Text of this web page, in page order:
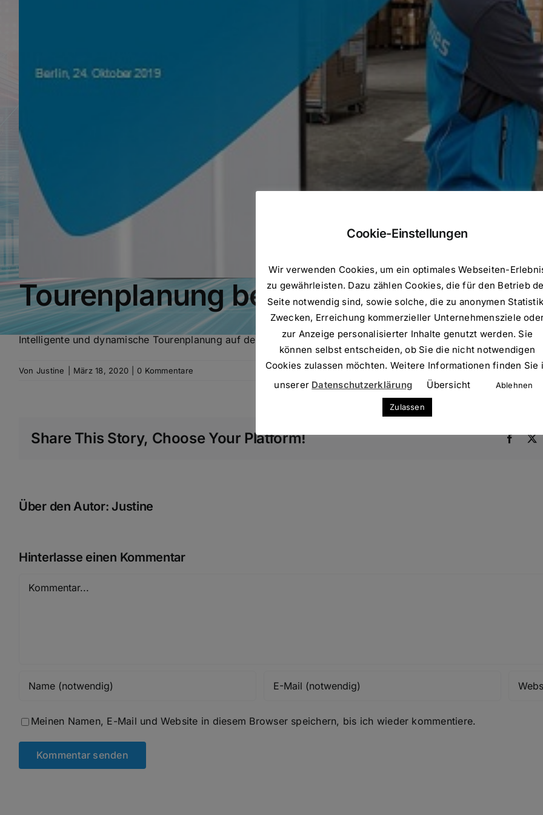
Tourenplanung bei Hermes
Intelligente und dynamische Tourenplanung auf der letzten Meile
Von Justine März 18, 2020 0 Kommentare
Share This Story, Choose Your Platform! X
Über den Autor:Justine
Hinterlasse einen Kommentar
Kommentar
Meinen Namen, E-Mail und Website in diesem Browser speichern, bis ich wieder kommentiere.
Cookie-Einstellungen
Wir verwenden Cookies, um ein optimales Webseiten-
zu gewährleisten. Dazu zählen Cookies, die für den Betrieb
Seite notwendig sind, sowie solche, die zu anonymen
Zwecken, Erreichung kommerzieller Unternehmensziele
zur Anzeige personalisierter Inhalte genutzt werden. Sie
können selbst entscheiden, ob Sie die nicht notwendigen
Cookies zulassen möchten. Weitere Informationen finden Sie
unserer Datenschutzerklärung Übersicht Ablehnen
Zulassen